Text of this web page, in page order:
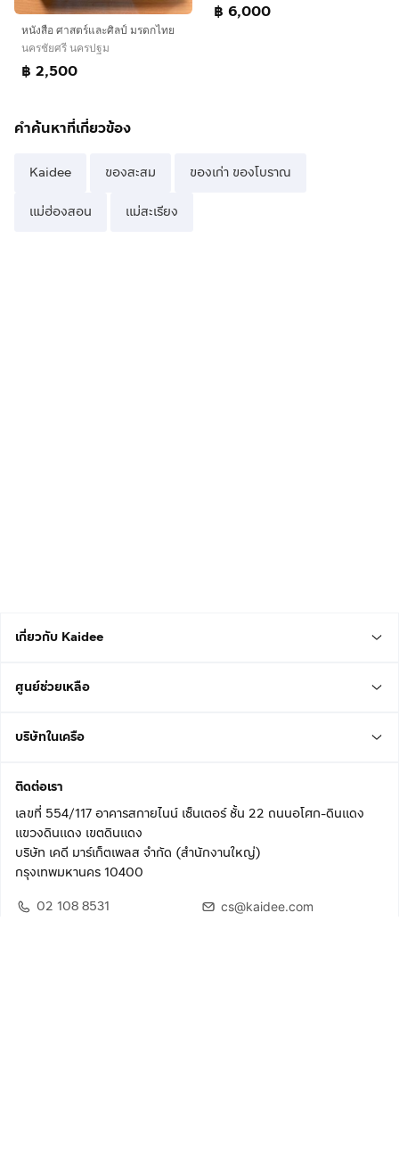
หนังสือ ศาสตร์และศิลป์ มรดกไทย
นครชัยศรี นครปฐม
฿ 2,500
฿ 6,000
คำค้นหาที่เกี่ยวข้อง
Kaidee ของสะสม ของเก่า ของโบราณ
แม่ฮ่องสอน แม่สะเรียง
เกี่ยวกับ Kaidee
ศูนย์ช่วยเหลือ
บริษัทในเครือ
ติดต่อเรา
เลขที่ 554/117 อาคารสกายไนน์ เซ็นเตอร์ ชั้น 22 ถนนอโศก-ดินแดง
แขวงดินแดง เขตดินแดง
บริษัท เคดี มาร์เก็ตเพลส จำกัด (สำนักงานใหญ่)
กรุงเทพมหานคร 10400
02 108 8531
cs@kaidee.com